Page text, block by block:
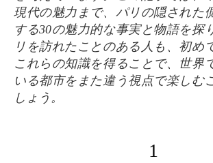
現代の魅力まで、パリの隠された
する30の魅力的な事実と物語を探
リを訪れたことのある人も、初め
これらの知識を得ることで、世界
いる都市をまた違う視点で楽しむ
しょう。
1